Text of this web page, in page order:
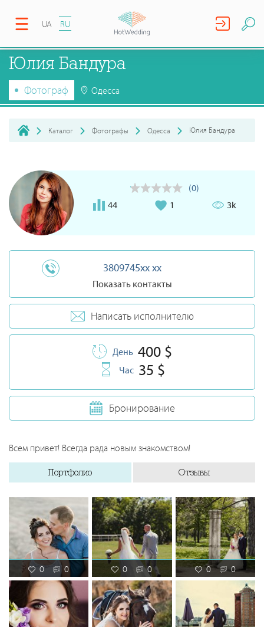
UA RU
Юлия Бандура
Фотограф Одесса
Каталог Фотографы Одесса Юлия Бандура
(0)
44
1 3k
3809745xx xx
Показать контакты
Написать исполнителю
День 400 $
Час 35 $
Бронирование
Всем привет! Всегда рада новым знакомством!
Портфолио Отзывы
0 0 0 0 0 0